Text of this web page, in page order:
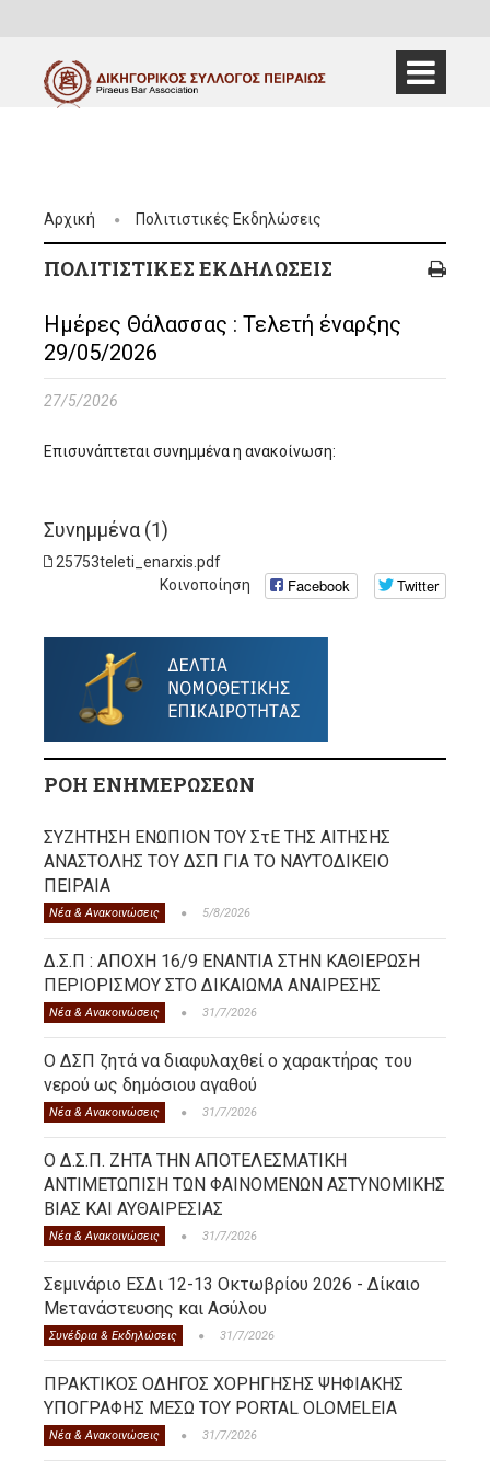
Αρχική Πολιτιστικές Εκδηλώσεις
ΠΟΛΙΤΙΣΤΙΚΈΣ ΕΚΔΗΛΏΣΕΙΣ
Ημέρες Θάλασσας : Τελετή έναρξης
29/05/2026
27/5/2026
Επισυνάπτεται συνημμένα η ανακοίνωση:
Συνημμένα (1)
25753teleti_enarxis.pdf
Κοινοποίηση
Facebook Twitter
ΡΟΗ ΕΝΗΜΕΡΩΣΕΩΝ
ΣΥΖΗΤΗΣΗ ΕΝΩΠΙΟΝ ΤΟΥ ΣτΕ ΤΗΣ ΑΙΤΗΣΗΣ
ΑΝΑΣΤΟΛΗΣ ΤΟΥ ΔΣΠ ΓΙΑ ΤΟ ΝΑΥΤΟΔΙΚΕΙΟ
ΠΕΙΡΑΙΑ
Νέα & Ανακοινώσεις 5/8/2026
Δ.Σ.Π : ΑΠΟΧΗ 16/9 ΕΝΑΝΤΙΑ ΣΤΗΝ ΚΑΘΙΕΡΩΣΗ
ΠΕΡΙΟΡΙΣΜΟΥ ΣΤΟ ΔΙΚΑΙΩΜΑ ΑΝΑΙΡΕΣΗΣ
Νέα & Ανακοινώσεις 31/7/2026
Ο ΔΣΠ ζητά να διαφυλαχθεί ο χαρακτήρας του
νερού ως δημόσιου αγαθού
Νέα & Ανακοινώσεις 31/7/2026
Ο Δ.Σ.Π. ΖΗΤΑ ΤΗΝ ΑΠΟΤΕΛΕΣΜΑΤΙΚΗ
ΑΝΤΙΜΕΤΩΠΙΣΗ ΤΩΝ ΦΑΙΝΟΜΕΝΩΝ ΑΣΤΥΝΟΜΙΚΗΣ
ΒΙΑΣ ΚΑΙ ΑΥΘΑΙΡΕΣΙΑΣ
Νέα & Ανακοινώσεις 31/7/2026
Σεμινάριο ΕΣΔι 12-13 Οκτωβρίου 2026 - Δίκαιο
Μετανάστευσης και Ασύλου
Συνέδρια & Εκδηλώσεις 31/7/2026
ΠΡΑΚΤΙΚΟΣ ΟΔΗΓΟΣ ΧΟΡΗΓΗΣΗΣ ΨΗΦΙΑΚΗΣ
ΥΠΟΓΡΑΦΗΣ ΜΕΣΩ ΤΟΥ PORTAL OLOMELEIA
Νέα & Ανακοινώσεις 31/7/2026